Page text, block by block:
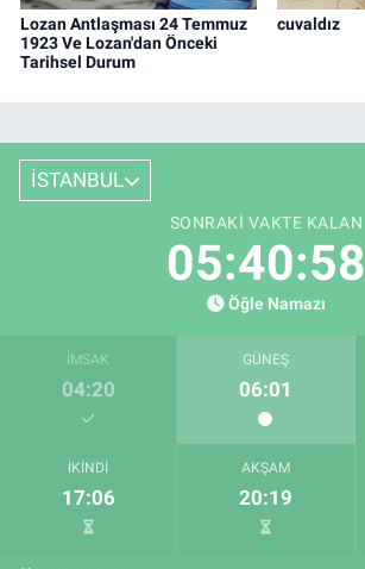
Lozan Antlaşması 24 Temmuz
1923 Ve Lozan'dan Önceki
Tarihsel Durum
cuvaldız
İSTANBUL
SONRAKI VAKTE KALAN
05:40:57
Öğle Namazı
İMSAK
04:20
GÜNEŞ
06:01
İKINDI
17:06
AKŞAM
20:19